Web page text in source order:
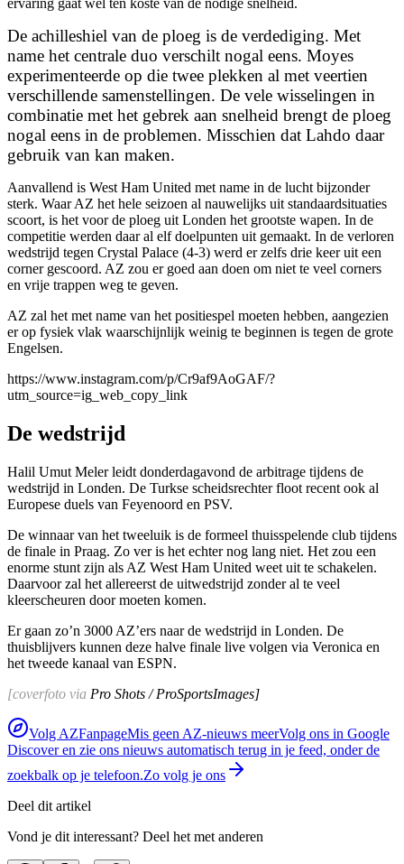
De achilleshiel van de ploeg is de verdediging. Met
name het centrale duo verschilt nogal eens. Moyes
experimenteerde op die twee plekken al met veertien
verschillende samenstellingen. De vele wisselingen in
combinatie met het gebrek aan snelheid brengt de ploeg
nogal eens in de problemen. Misschien dat Lahdo daar
gebruik van kan maken.
Aanvallend is West Ham United met name in de lucht bijzonder
sterk. Waar AZ het hele seizoen al nauwelijks uit standaardsituaties
scoort, is het voor de ploeg uit Londen het grootste wapen. In de
competitie werden daar al elf doelpunten uit gemaakt. In de verloren
wedstrijd tegen Crystal Palace (4-3) werd er zelfs drie keer uit een
corner gescoord. AZ zou er goed aan doen om niet te veel corners
en vrije trappen weg te geven.
AZ zal het met name van het positiespel moeten hebben, aangezien
er op fysiek vlak waarschijnlijk weinig te beginnen is tegen de grote
Engelsen.
https://www.instagram.com/p/Cr9af9AoGAF/?
utm_source=ig_web_copy_link
De wedstrijd
Halil Umut Meler leidt donderdagavond de arbitrage tijdens de
wedstrijd in Londen. De Turkse scheidsrechter floot recent ook al
Europese duels van Feyenoord en PSV.
De winnaar van het tweeluik is de formeel thuisspelende club tijdens
de finale in Praag. Zo ver is het echter nog lang niet. Het zou een
enorme stunt zijn als AZ West Ham United weet uit te schakelen.
Daarvoor zal het allereerst de uitwedstrijd zonder al te veel
kleerscheuren door moeten komen.
Er gaan zo’n 3000 AZ’ers naar de wedstrijd in Londen. De
thuisblijvers kunnen deze halve finale live volgen via Veronica en
het tweede kanaal van ESPN.
[coverfoto via Pro Shots / ProSportsImages]
Volg AZFanpageMis geen AZ-nieuws meerVolg ons in Google
Discover en zie ons nieuws automatisch terug in je feed, onder de
zoekbalk op je telefoon.Zo volg je ons
Deel dit artikel
Vond je dit interessant? Deel het met anderen